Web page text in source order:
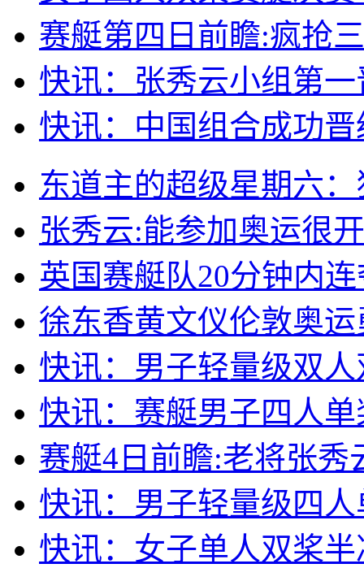
赛艇第四日前瞻:疯抢
快讯：张秀云小组第
快讯：中国组合成功
东道主的超级星期六
张秀云:能参加奥运很
英国赛艇队20分钟内
徐东香黄文仪伦敦奥
快讯：男子轻量级双
快讯：赛艇男子四人
赛艇4日前瞻:老将张
快讯：男子轻量级四
快讯：女子单人双桨